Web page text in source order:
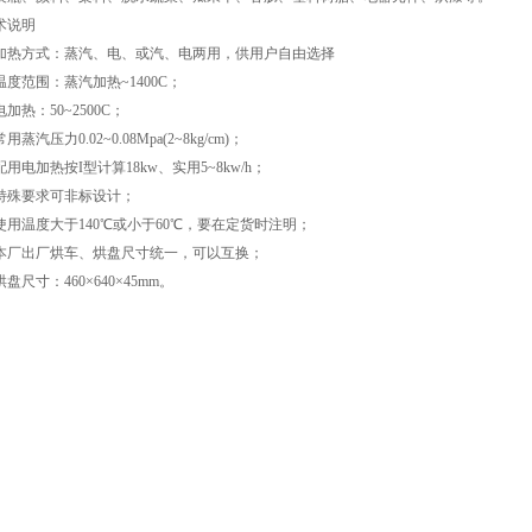
说明
热方式：蒸汽、电、或汽、电两用，供用户自由选择
度范围：蒸汽加热~1400C；
加热：50~2500C；
用蒸汽压力0.02~0.08Mpa(2~8kg/cm)；
用电加热按Ι型计算18kw、实用5~8kw/h；
殊要求可非标设计；
用温度大于140℃或小于60℃，要在定货时注明；
厂出厂烘车、烘盘尺寸统一，可以互换；
盘尺寸：460×640×45mm。